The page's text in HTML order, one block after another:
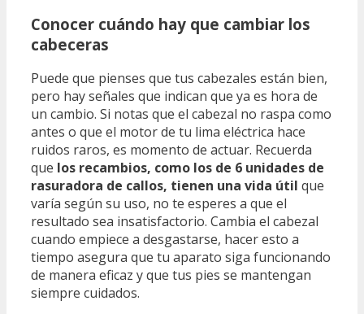
Conocer cuándo hay que cambiar los
cabeceras
Puede que pienses que tus cabezales están bien,
pero hay señales que indican que ya es hora de
un cambio. Si notas que el cabezal no raspa como
antes o que el motor de tu lima eléctrica hace
ruidos raros, es momento de actuar. Recuerda
que los recambios, como los de 6 unidades de
rasuradora de callos, tienen una vida útil que
varía según su uso, no te esperes a que el
resultado sea insatisfactorio. Cambia el cabezal
cuando empiece a desgastarse, hacer esto a
tiempo asegura que tu aparato siga funcionando
de manera eficaz y que tus pies se mantengan
siempre cuidados.